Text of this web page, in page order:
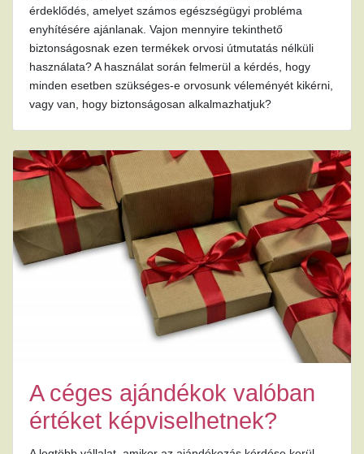
érdeklődés, amelyet számos egészségügyi probléma
enyhítésére ajánlanak. Vajon mennyire tekinthető
biztonságosnak ezen termékek orvosi útmutatás nélküli
használata? A használat során felmerül a kérdés, hogy
minden esetben szükséges-e orvosunk véleményét kikérni,
vagy van, hogy biztonságosan alkalmazhatjuk?
A céges ajándékok valóban
értéket képviselhetnek?